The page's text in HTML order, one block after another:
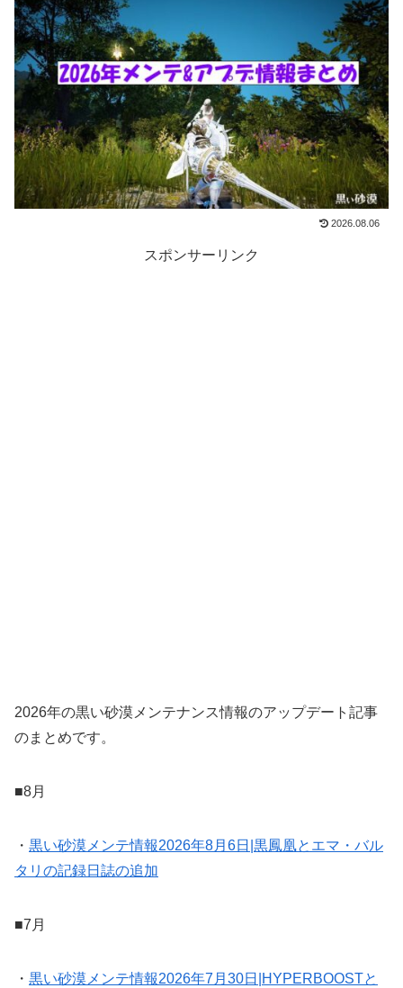
2026.08.06
スポンサーリンク
2026年の黒い砂漠メンテナンス情報のアップデート記事
のまとめです。
■8月
・ 黒い砂漠メンテ情報2026年8月6日|黒鳳凰とエマ・バル
タリの記録日誌の追加
■7月
・ 黒い砂漠メンテ情報2026年7月30日|HYPERBOOSTと